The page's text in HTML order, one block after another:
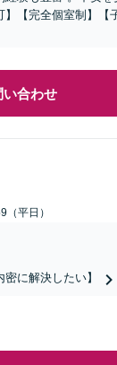
【完全個室制】【
い合わせ
平日）
に解決したい】